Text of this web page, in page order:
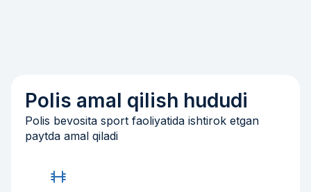
Polis amal qilish hududi
Polis bevosita sport faoliyatida ishtirok etgan
paytda amal qiladi